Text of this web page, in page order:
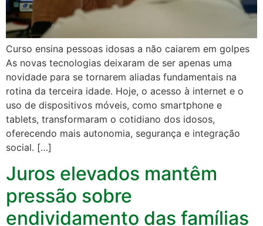
Curso ensina pessoas idosas a não caiarem em golpes
As novas tecnologias deixaram de ser apenas uma
novidade para se tornarem aliadas fundamentais na
rotina da terceira idade. Hoje, o acesso à internet e o
uso de dispositivos móveis, como smartphone e
tablets, transformaram o cotidiano dos idosos,
oferecendo mais autonomia, segurança e integração
social. […]
Juros elevados mantêm
pressão sobre
endividamento das famílias